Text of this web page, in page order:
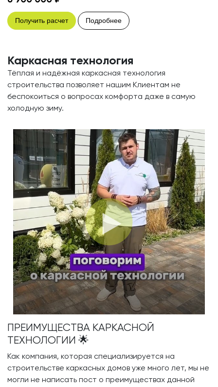
Получить расчет Подробнее
Каркасная технология
Тёплая и надёжная каркасная технология
строительства позволяет нашим Клиентам не
беспокоиться о вопросах комфорта даже в самую
холодную зиму.
ПРЕИМУЩЕСТВА КАРКАСНОЙ
ТЕХНОЛОГИИ 🌟
Как компания, которая специализируется на
строительстве каркасных домов уже много лет, мы не
могли не написать пост о преимуществах данной